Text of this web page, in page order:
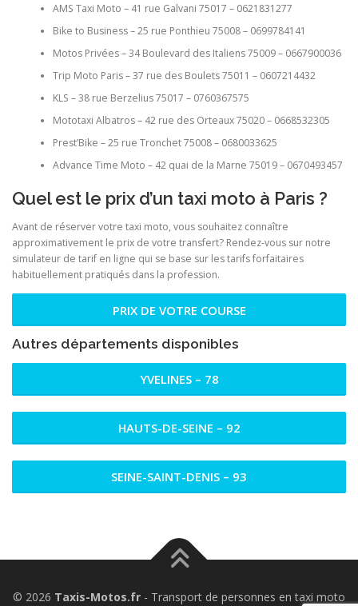
AMS Taxi Moto – 41 rue Galvani 75017 – 0621831277
Bike to Business – 25 rue Ponthieu 75008 – 0699784141
Motos Privées – 34 Boulevard des Italiens 75009 – 0667900036
Trip Moto Paris – 37 rue des Boulets 75011 – 0607214432
KLS – 38 rue Berzelius 75017 – 0760367575
Mototaxi Albatros – 42 rue des Orteaux 75020 – 0668532305
Prest’Bike – 25 rue Tronchet 75008 – 0680033625
Advance Time Moto – 42 quai de la Marne 75019 – 0670493457
Quel est le prix d’un taxi moto à Paris ?
Avant de réserver votre taxi moto, vous souhaitez connaître
approximativement le prix de votre transfert? Rendez-vous sur notre
simulateur de tarif en ligne qui se base sur les tarifs forfaitaires
habituellement pratiqués dans la profession.
PRIX DE VOTRE COURSE
Autres départements disponibles
YVELINES – 78
HAUTS-DE-SEINE – 92
SEINE-SAINT-DENIS – 93
© 2026 Taxis-Motos.fr - Transport de personnes en taxi moto